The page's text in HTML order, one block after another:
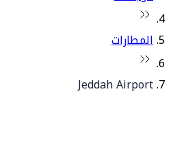
المطارات
Jeddah Airport